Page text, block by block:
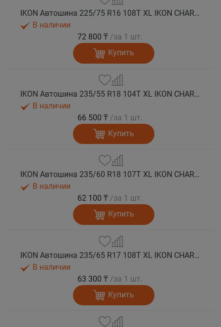
IKON Автошина 225/75 R16 108T XL IKON CHARACTER ICE 7 SUV шип.
В наличии
72 800 ₸ /за 1 шт.
Купить
IKON Автошина 235/55 R18 104T XL IKON CHARACTER ICE 7 SUV шип.
В наличии
66 500 ₸ /за 1 шт.
Купить
IKON Автошина 235/60 R18 107T XL IKON CHARACTER ICE 7 SUV шип.
В наличии
62 100 ₸ /за 1 шт.
Купить
IKON Автошина 235/65 R17 108T XL IKON CHARACTER ICE 7 SUV шип.
В наличии
63 300 ₸ /за 1 шт.
Купить